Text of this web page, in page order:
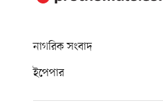
নাগরিক সংবাদ
ইপেপার